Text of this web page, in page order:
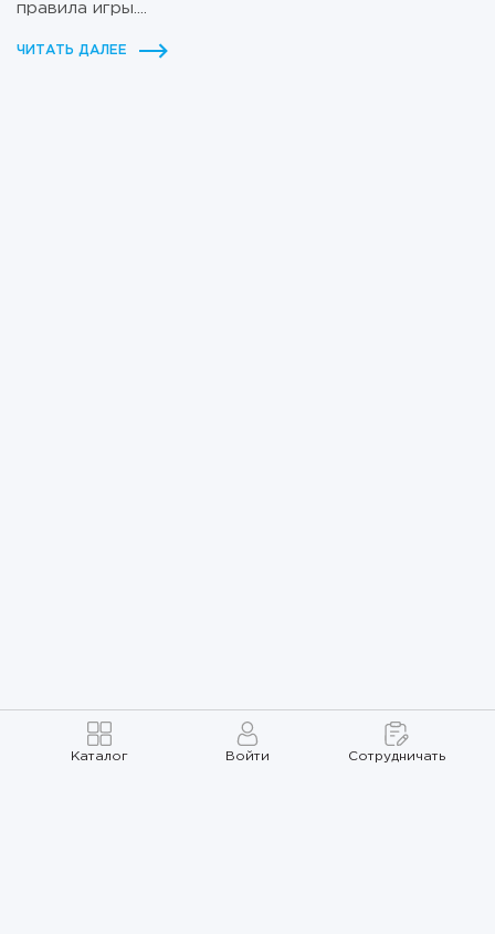
Каталог Войти Сотрудничать
правила игры....
ЧИТАТЬ ДАЛЕЕ